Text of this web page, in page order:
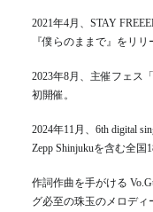
2021年4月、STAY
『僕らのままで』をリリ
2023年8月、主催フェス
初開催。
2024年11月、6th digital
Zepp Shinjukuを含む全国
作詞作曲を手がける
グ必至の珠玉のメロデ